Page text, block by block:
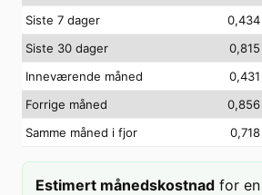
Siste 7 dager
Siste 30 dager
Inneværende måned
Forrige måned
Samme måned i fjor
Estimert månedskostnad for